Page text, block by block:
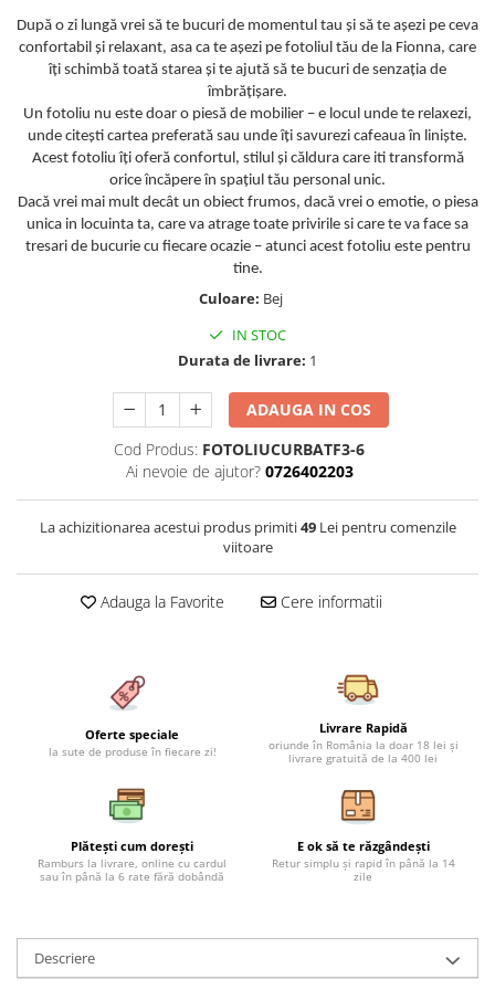
Cearceaf cu elastic 4 piese
Cearceaf normal 6 piese
Lenjerii Catifea
Cearceaf cu elastic
Cearceaf normal
Lenjerii Pufoase Fluffy/ Rabbit
Bumbac Neted Nesatinat
Bumbac 100% Poplin Hobby
Lenjerii Creponate
Lenjerii pentru PASTE
Set Lenjerie + Draperii Pat Dublu
Huse De Pat Tricotate 160x200cm
Huse De Pat Tricotate 180x200cm
Huse Impermeabile
Huse Impermeabile 160x200cm
Huse Impermeabile 180x200cm
După o zi lungă vrei să te bucuri de momentul tau și să te așezi pe ceva
confortabil și relaxant, asa ca te așezi pe fotoliul tău de la Fionna, care
îți schimbă toată starea și te ajută să te bucuri de senzația de
îmbrățișare.
Un fotoliu nu este doar o piesă de mobilier – e locul unde te relaxezi,
unde citești cartea preferată sau unde îți savurezi cafeaua în liniște.
Acest fotoliu îți oferă confortul, stilul și căldura care iti transformă
orice încăpere în spațiul tău personal unic.
Dacă vrei mai mult decât un obiect frumos, dacă vrei o emotie, o piesa
unica in locuinta ta, care va atrage toate privirile si care te va face sa
tresari de bucurie cu fiecare ocazie – atunci acest fotoliu este pentru
tine.
Culoare: Bej
IN STOC
Durata de livrare: 1
ADAUGA IN COS
Cod Produs: FOTOLIUCURBATF3-6
Ai nevoie de ajutor? 0726402203
La achizitionarea acestui produs primiti49Lei pentru comenzile
viitoare
Adauga la Favorite Cere informatii
Oferte speciale
la sute de produse în fiecare zi!
Livrare Rapidă
oriunde în România la doar 18 lei și
livrare gratuită de la 400 lei
Plătești cum dorești
Ramburs la livrare, online cu cardul
sau în până la 6 rate fără dobândă
E ok să te răzgândești
Retur simplu și rapid în până la 14
zile
Descriere